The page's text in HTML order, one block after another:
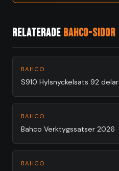
Relaterade Bahco-sidor
BAHCO
S910 Hylsnyckelsats 92 delar
BAHCO
Bahco Verktygssatser 2026
BAHCO